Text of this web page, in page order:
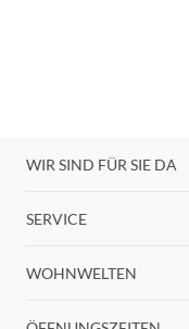
WIR SIND FÜR SIE DA
SERVICE
WOHNWELTEN